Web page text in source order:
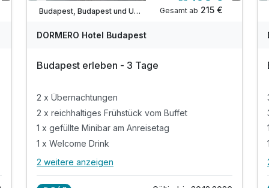
Verfügbar bis Dezember
Budapest, Budapest und Umgebung
Gesamt ab 215 €
DORMERO Hotel Budapest
Budapest erleben - 3 Tage
2 x Übernachtungen
2 x reichhaltiges Frühstück vom Buffet
1 x gefüllte Minibar am Anreisetag
1 x Welcome Drink
Alle Inklusivleistungen
2 weitere anzeigen